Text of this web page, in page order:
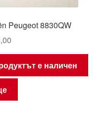
Peugeot 8830QW
е наличен